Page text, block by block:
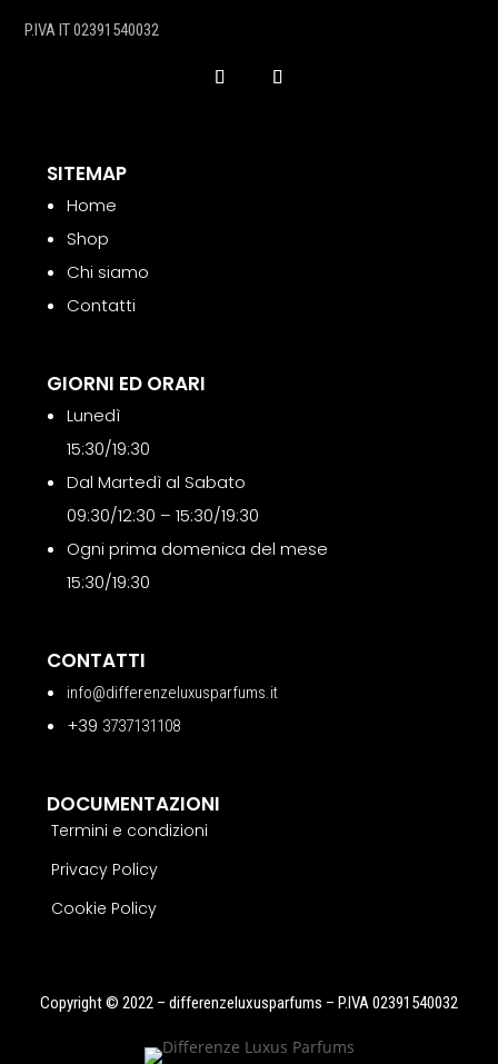
30
P.IVA IT 02391540032
SITEMAP
Home
Shop
Chi siamo
Contatti
GIORNI ED ORARI
Lunedì
15:30/19:30
Dal Martedì al Sabato
09:30/12:30 – 15:30/19:30
Ogni prima domenica del mese
15:30/19:30
CONTATTI
info@differenzeluxusparfums.it
+39 3737131108
DOCUMENTAZIONI
Termini e condizioni
Privacy Policy
Cookie Policy
Copyright © 2022 – differenzeluxusparfums – P.IVA 02391540032